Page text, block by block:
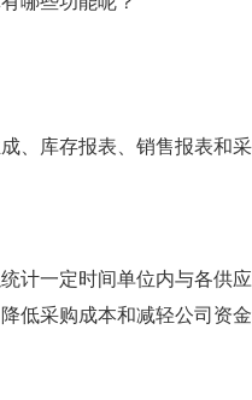
、库存报表、销售报表和
计一定时间单位内与各供
低采购成本和减轻公司资金